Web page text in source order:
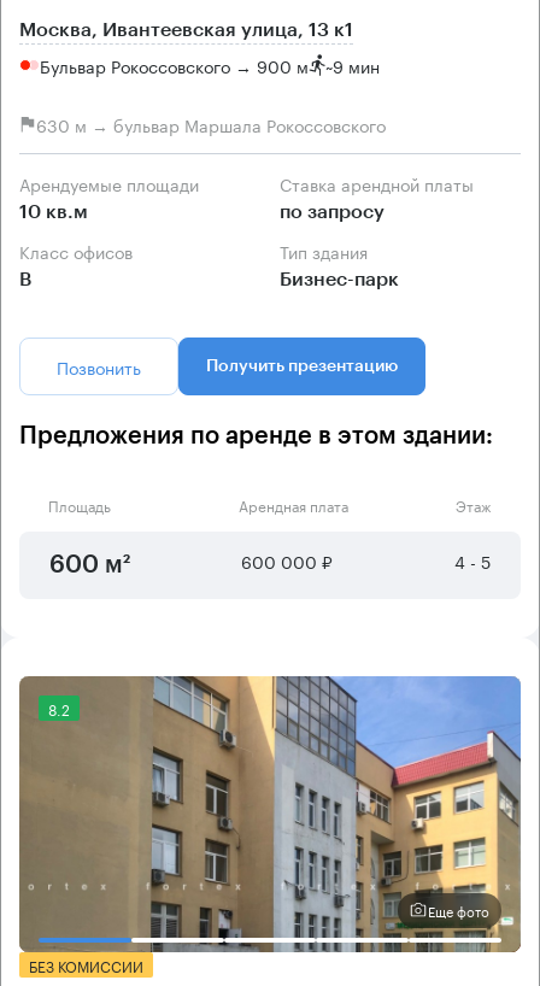
Москва, Ивантеевская улица, 13 к1
Бульвар Рокоссовского → 900 м ~9 мин
630 м → бульвар Маршала Рокоссовского
Арендуемые площади
10 кв.м
Ставка арендной платы
по запросу
Класс офисов
B
Тип здания
Бизнес-парк
Позвонить Получить презентацию
Предложения по аренде в этом здании:
Площадь Арендная плата Этаж
600 м² 600 000 ₽ 4 - 5
8.2
Еще фото
БЕЗ КОМИССИИ